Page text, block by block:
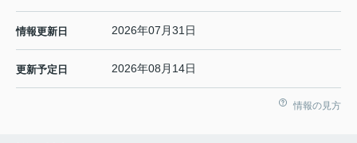
情報更新日 2026年07月31日
更新予定日 2026年08月14日
情報の見方